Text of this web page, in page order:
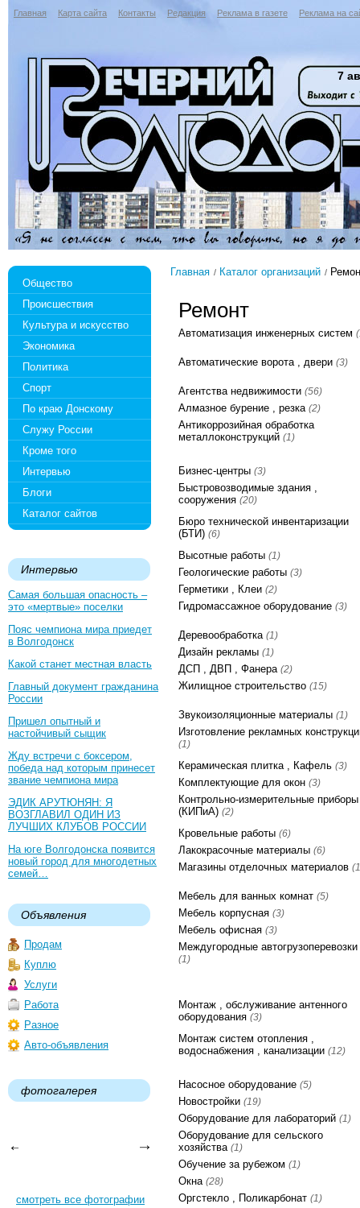
Главная Карта сайта Контакты Редакция Реклама в газете Реклама на
7
Общество
Происшествия
Культура и искусство
Экономика
Политика
Спорт
По краю Донскому
Служу России
Кроме того
Интервью
Блоги
Каталог сайтов
Интервью
Самая большая опасность –
это «мертвые» поселки
Пояс чемпиона мира приедет
в Волгодонск
Какой станет местная власть
Главный документ гражданина
России
Пришел опытный и
настойчивый сыщик
Жду встречи с боксером,
победа над которым принесет
звание чемпиона мира
ЭДИК АРУТЮНЯН: Я
ВОЗГЛАВИЛ ОДИН ИЗ
ЛУЧШИХ КЛУБОВ РОССИИ
На юге Волгодонска появится
новый город для многодетных
семей…
Объявления
Продам
Куплю
Услуги
Работа
Разное
Авто-объявления
фотогалерея
смотреть все фотографии
Главная Каталог организаций
Ремонт
Автоматизация инженерных систем
Автоматические ворота , двери (3)
Агентства недвижимости (56)
Алмазное бурение , резка (2)
Антикоррозийная обработка
металлоконструкций (1)
Бизнес-центры (3)
Быстровозводимые здания ,
сооружения (20)
Бюро технической инвентаризации
(БТИ) (6)
Высотные работы (1)
Геологические работы (3)
Герметики , Клеи (2)
Гидромассажное оборудование (3)
Деревообработка (1)
Дизайн рекламы (1)
ДСП , ДВП , Фанера (2)
Жилищное строительство (15)
Звукоизоляционные материалы (1)
Изготовление рекламных
(1)
Керамическая плитка , Кафель (3)
Комплектующие для окон (3)
Контрольно-измерительные приборы
(КИПиА) (2)
Кровельные работы (6)
Лакокрасочные материалы (6)
Магазины отделочных материалов
Мебель для ванных комнат (5)
Мебель корпусная (3)
Мебель офисная (3)
Междугородные автогрузоперевозки
(1)
Монтаж , обслуживание антенного
оборудования (3)
Монтаж систем отопления ,
водоснабжения , канализации (12)
Насосное оборудование (5)
Новостройки (19)
Оборудование для лабораторий (1)
Оборудование для сельского
хозяйства (1)
Обучение за рубежом (1)
Окна (28)
Оргстекло , Поликарбонат (1)